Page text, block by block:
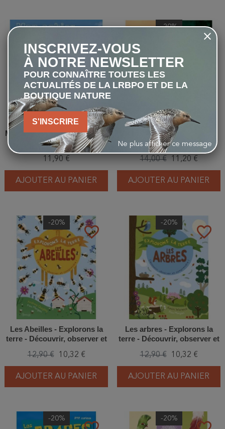
Mon cahier d'activités Nature
- Printemps/été
11,90 €
AJOUTER AU PANIER
favorite_border
-20%
La Nature
14,00 € 11,20 €
AJOUTER AU PANIER
favorite_border
-20%
Les Abeilles - Explorons la
terre - Découvrir, observer et
12,90 € 10,32 €
AJOUTER AU PANIER
favorite_border
-20%
Les arbres - Explorons la
terre - Découvrir, observer et
12,90 € 10,32 €
AJOUTER AU PANIER
-20% -20%
INSCRIVEZ-VOUS
À NOTRE NEWSLETTER
POUR CONNAÎTRE TOUTES LES
ACTUALITÉS DE LA LRBPO ET DE LA
BOUTIQUE NATURE
S'INSCRIRE
Ne plus afficher ce message